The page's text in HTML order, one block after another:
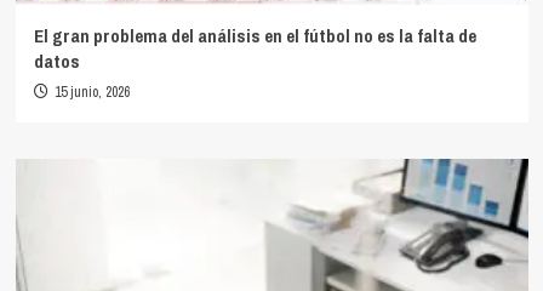
El gran problema del análisis en el fútbol no es la falta de
datos
15 junio, 2026